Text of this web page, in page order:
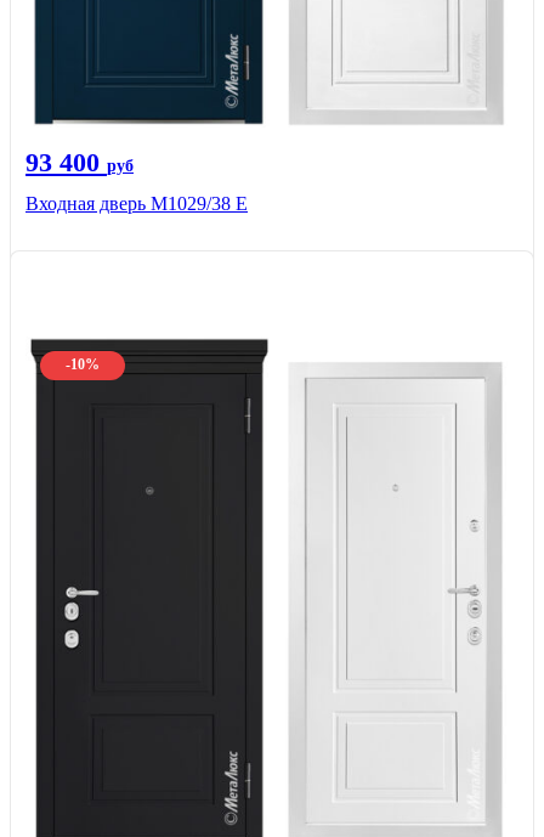
93 400 руб
Входная дверь М1029/38 E
-10%